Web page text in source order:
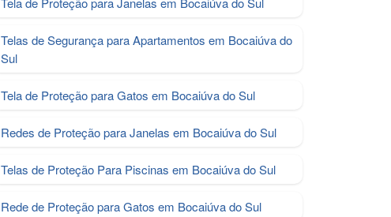
Telas de Segurança para Apartamentos em Bocaiúva do
Sul
Tela de Proteção para Gatos em Bocaiúva do Sul
Redes de Proteção para Janelas em Bocaiúva do Sul
Telas de Proteção Para Piscinas em Bocaiúva do Sul
Rede de Proteção para Gatos em Bocaiúva do Sul